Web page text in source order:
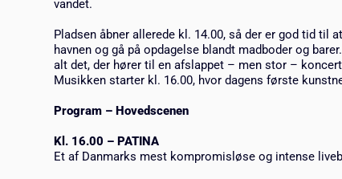
vandet.
Pladsen åbner allerede kl. 14.00, så der er god tid til
havnen og gå på opdagelse blandt madboder og
alt det, der hører til en afslappet – men stor –
Musikken starter kl. 16.00, hvor dagens første
Program – Hovedscenen
Kl. 16.00 –PATINA
Et af Danmarks mest kompromisløse og intense